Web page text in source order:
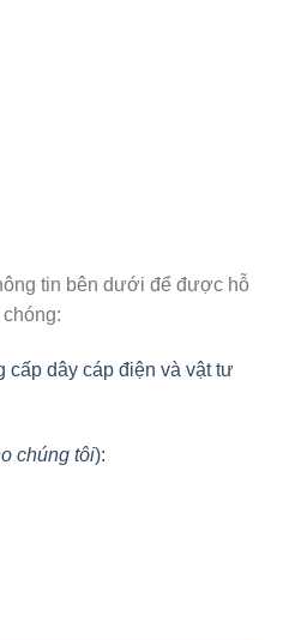
tin bên dưới để được hỗ
dây cáp điện và vật tư
chúng tôi):
1KV số lượng